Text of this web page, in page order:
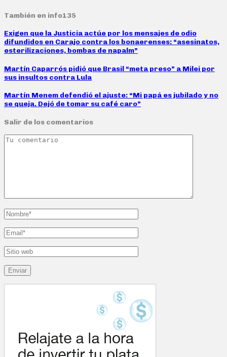
También en info135
Exigen que la Justicia actúe por los mensajes de odio
difundidos en Carajo contra los bonaerenses: “asesinatos,
esterilizaciones, bombas de napalm”
Martín Caparrós pidió que Brasil “meta preso” a Milei por
sus insultos contra Lula
Martín Menem defendió el ajuste: “Mi papá es jubilado y no
se queja. Dejó de tomar su café caro”
Salir de los comentarios